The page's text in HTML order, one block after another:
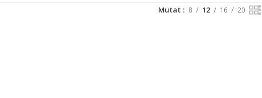
Mutat 8 12 16 20